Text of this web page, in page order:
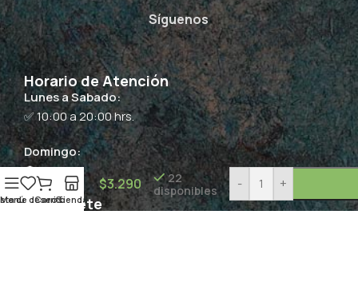
Síguenos
Horario de Atención
Lunes a Sabado:
✅ 10:00 a 20:00 hrs.
Domingo:
🚫 Cerrado
Suscríbete
Menúde deseos
CarritoTienda
Helado
Paleta
Keto
Coco –
55grs /
$3.290
22
disponibles
- +